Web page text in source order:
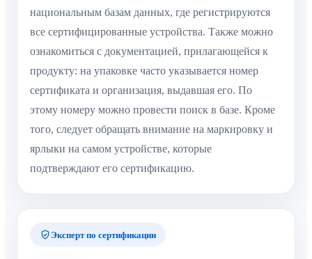
национальным базам данных, где регистрируются
все сертифицированные устройства. Также можно
ознакомиться с документацией, прилагающейся к
продукту: на упаковке часто указывается номер
сертификата и организация, выдавшая его. По
этому номеру можно провести поиск в базе. Кроме
того, следует обращать внимание на маркировку и
ярлыки на самом устройстве, которые
подтверждают его сертификацию.
Эксперт по сертификации